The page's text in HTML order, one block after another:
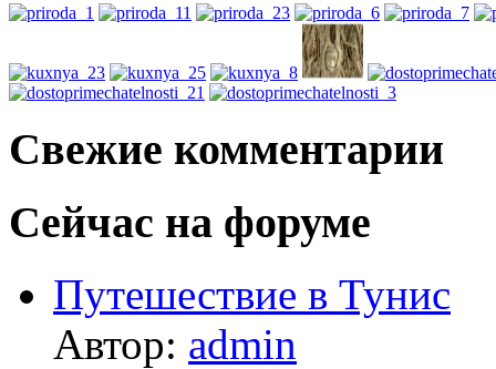
Свежие комментарии
Сейчас на форуме
Путешествие в Тунис
Автор: admin